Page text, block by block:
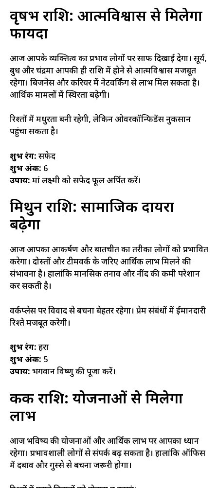
वृषभ राशि: आत्मविश्वास से मिलेगा
फायदा
आज आपके व्यक्तित्व का प्रभाव लोगों पर साफ दिखाई देगा। सूर्य,
बुध और चंद्रमा आपकी ही राशि में होने से आत्मविश्वास मजबूत
रहेगा। बिजनेस और करियर में नेटवर्किंग से लाभ मिल सकता है।
आर्थिक मामलों में स्थिरता बढ़ेगी।
रिश्तों में मधुरता बनी रहेगी, लेकिन ओवरकॉन्फिडेंस नुकसान
पहुंचा सकता है।
शुभ रंग: सफेद
शुभ अंक: 6
उपाय: मां लक्ष्मी को सफेद फूल अर्पित करें।
मिथुन राशि: सामाजिक दायरा
बढ़ेगा
आज आपका आकर्षण और बातचीत का तरीका लोगों को प्रभावित
करेगा। दोस्तों और टीमवर्क के जरिए आर्थिक लाभ मिलने की
संभावना है। हालांकि मानसिक तनाव और नींद की कमी परेशान
कर सकती है।
वर्कप्लेस पर विवाद से बचना बेहतर रहेगा। प्रेम संबंधों में ईमानदारी
रिश्ते मजबूत करेगी।
शुभ रंग: हरा
शुभ अंक: 5
उपाय: भगवान विष्णु की पूजा करें।
कर्क राशि: योजनाओं से मिलेगा
लाभ
आज भविष्य की योजनाओं और आर्थिक लाभ पर आपका ध्यान
रहेगा। प्रभावशाली लोगों से संपर्क बढ़ सकता है। हालांकि ऑफिस
में दबाव और गुस्से से बचना जरूरी होगा।